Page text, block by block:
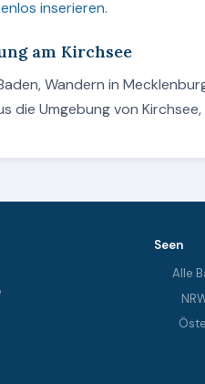
inserieren.
am Kirchsee
Wandern in
die Umgebung von
Seen
Alle